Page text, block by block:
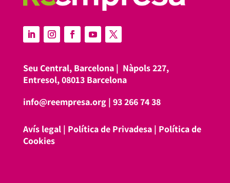
Seu Central, Barcelona | Nàpols 227,
Entresol, 08013 Barcelona
info@reempresa.org| 93 266 74 38
Avís legal| Política de Privadesa| Política de
Cookies